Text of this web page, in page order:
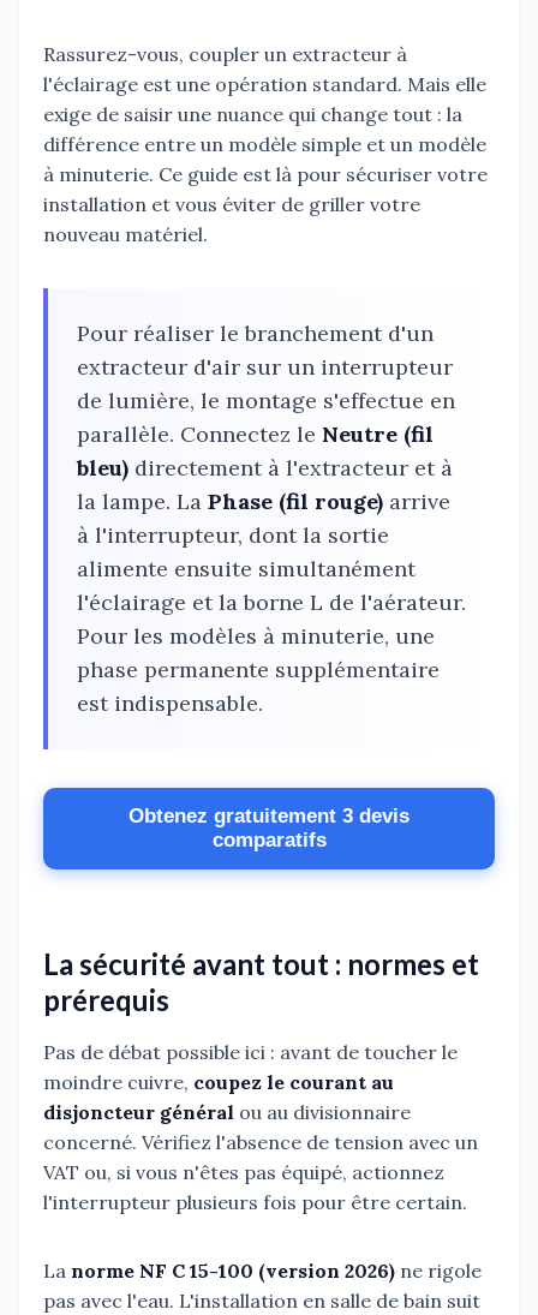
Rassurez-vous, coupler un extracteur à
l'éclairage est une opération standard. Mais elle
exige de saisir une nuance qui change tout : la
différence entre un modèle simple et un modèle
à minuterie. Ce guide est là pour sécuriser votre
installation et vous éviter de griller votre
nouveau matériel.
Pour réaliser le branchement d'un
extracteur d'air sur un interrupteur
de lumière, le montage s'effectue en
parallèle. Connectez le Neutre (fil
bleu) directement à l'extracteur et à
la lampe. La Phase (fil rouge) arrive
à l'interrupteur, dont la sortie
alimente ensuite simultanément
l'éclairage et la borne L de l'aérateur.
Pour les modèles à minuterie, une
phase permanente supplémentaire
est indispensable.
Obtenez gratuitement 3 devis
comparatifs
La sécurité avant tout : normes et
prérequis
Pas de débat possible ici : avant de toucher le
moindre cuivre, coupez le courant au
disjoncteur général ou au divisionnaire
concerné. Vérifiez l'absence de tension avec un
VAT ou, si vous n'êtes pas équipé, actionnez
l'interrupteur plusieurs fois pour être certain.
La norme NF C 15-100 (version 2026) ne rigole
pas avec l'eau. L'installation en salle de bain suit